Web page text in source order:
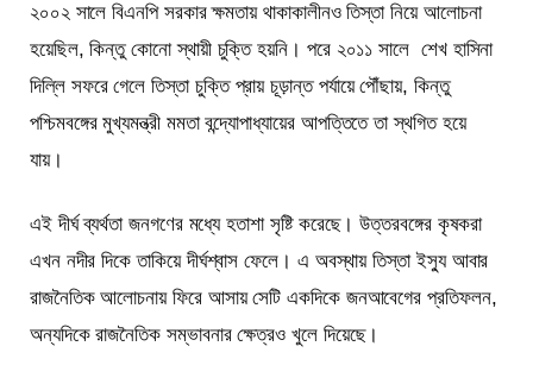
২০০২ সালে বিএনপি সরকার ক্ষমতায় থাকাকালীনও তিস্তা নিয়ে আলোচনা
হয়েছিল, কিন্তু কোনো স্থায়ী চুক্তি হয়নি। পরে ২০১১ সালে শেখ হাসিনা
দিল্লি সফরে গেলে তিস্তা চুক্তি প্রায় চূড়ান্ত পর্যায়ে পৌঁছায়, কিন্তু
পশ্চিমবঙ্গের মুখ্যমন্ত্রী মমতা বন্দ্যোপাধ্যায়ের আপত্তিতে তা স্থগিত হয়ে
যায়।
এই দীর্ঘ ব্যর্থতা জনগণের মধ্যে হতাশা সৃষ্টি করেছে। উত্তরবঙ্গের কৃষকরা
এখন নদীর দিকে তাকিয়ে দীর্ঘশ্বাস ফেলে। এ অবস্থায় তিস্তা ইস্যু আবার
রাজনৈতিক আলোচনায় ফিরে আসায় সেটি একদিকে জনআবেগের প্রতিফলন,
অন্যদিকে রাজনৈতিক সম্ভাবনার ক্ষেত্রও খুলে দিয়েছে।